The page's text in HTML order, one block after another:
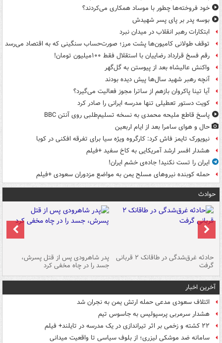
خود فروخته‌ها چطور با موساد همکاری می‌کردند؟
بوسه‌ پدر بر پای پسر شهیدش
ابتکارات رهبر انقلاب در میدان نبرد
توقف طولانی کامیون‌ها پشت مرز؛ صورت‌حساب سنگینی که به اقتصاد می‌رسد
رقم فسخ قرارداد رضاییان با استقلال فقط ۱۰۰میلیون تومان!
واکنش عالیشاه بعد از پیوستن به گل‌گهر
آنچه رهبر شهید سال‌ها پیش دیده بودند
آیا تینا پاکروان بازهم از ساترا مجوز فعالیت می‌گیرد؟
کویت دستور تعطیلی تنها مدرسه ایرانی را صادر کرد
پاسخ قاطع ملیحه محمدی به نسخه تسلیم‌طلبی روی آنتن BBC
حال و هوای سامرا بعد از ایام اربعین
نیویورک تایمز فاش کرد: کارگروه ویژه سیا برای تفرقه افکنی در کوبا
هشدار افسر ارشد آمریکایی به کاخ سفید +فیلم
ایران را تست نکنید! جاده‌ی خشم ایران!
حمله کوبنده نیروهای مسلح یمن به مواضع مزدوران سعودی +فیلم
حوادث
حادثه غرق‌شدگی در طاقانک ۲ قربانی
گرفت
پدر شاهرودی پس از قتل پسرش،
جسد را در چاه مخفی کرد
آخرین اخبار
ائتلاف سعودی مدعی حمله ارتش یمن به نجران شد
هشدار سرمربی پرسپولیس به جاسوس تیم
۲۲ کشته و زخمی بر اثر تیراندازی در یک مدرسه در تایلند+ فیلم
سامانه ضد موشکی لیزری؛ از بلوف سیاسی تا واقعیت میدانی